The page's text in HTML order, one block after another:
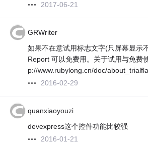
2017-06-21
GRWriter
如果不在意试用标志文字(只屏幕显示
Report 可以免费用。关于试用与免费
p://www.rubylong.cn/doc/
2016-02-29
quanxiaoyouzi
devexpress这个控件功能比较强
2016-01-21